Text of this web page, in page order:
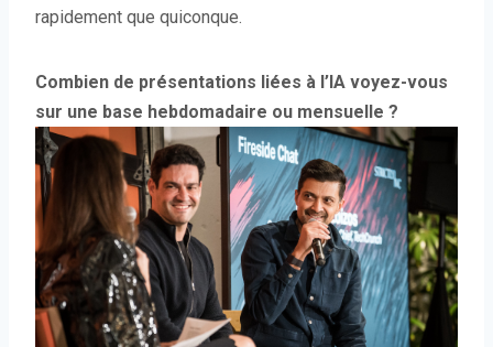
rapidement que quiconque.
Combien de présentations liées à l’IA voyez-vous
sur une base hebdomadaire ou mensuelle ?